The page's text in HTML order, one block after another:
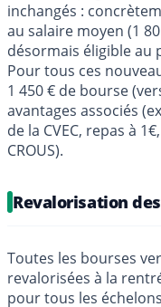
inchangés :
au salaire moyen (1
désormais éligible au
Pour tous ces
1 450 € de bourse
avantages associés
de la CVEC, repas à
CROUS).
Revalorisation
Toutes les bourses
revalorisées à la
pour tous les